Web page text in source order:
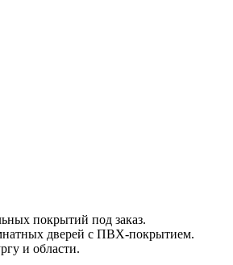
покрытий под заказ.
дверей с ПВХ-покрытием.
и области.